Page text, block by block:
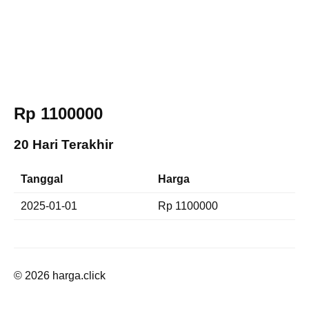
Rp 1100000
20 Hari Terakhir
Tanggal Harga
2025-01-01 Rp 1100000
© 2026 harga.click